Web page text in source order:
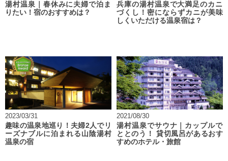
湯村温泉｜春休みに夫婦で泊ま
りたい！宿のおすすめは？
兵庫の湯村温泉で大満足のカニ
づくし！密にならずカニが美味
しくいただける温泉宿は？
2023/03/31
趣味の温泉地巡り！夫婦2人でリ
ーズナブルに泊まれる山陰湯村
温泉の宿
2021/08/30
湯村温泉でサウナ｜カップルで
ととのう！ 貸切風呂があるおす
すめのホテル・旅館